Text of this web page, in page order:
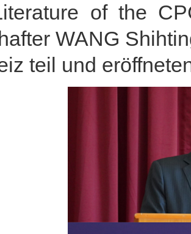
of the
WANG
teil und